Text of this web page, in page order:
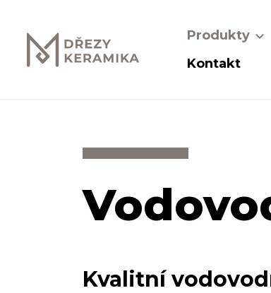
Produkty
Kontakt
Kvalitní